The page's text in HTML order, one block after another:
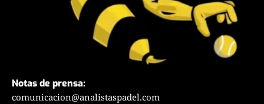
Notas de prensa:
comunicacion@analistaspadel.com